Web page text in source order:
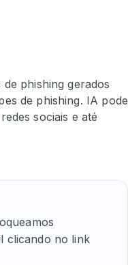
phishing gerados
de phishing. IA pode
sociais e até
clicando no link